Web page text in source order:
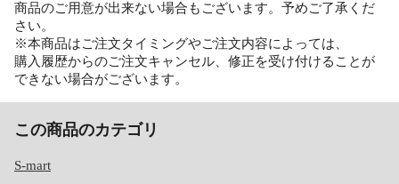
商品のご用意が出来ない場合もございます。予めご了承くだ
さい。
※本商品はご注文タイミングやご注文内容によっては、
購入履歴からのご注文キャンセル、修正を受け付けることが
できない場合がございます。
この商品のカテゴリ
S-mart